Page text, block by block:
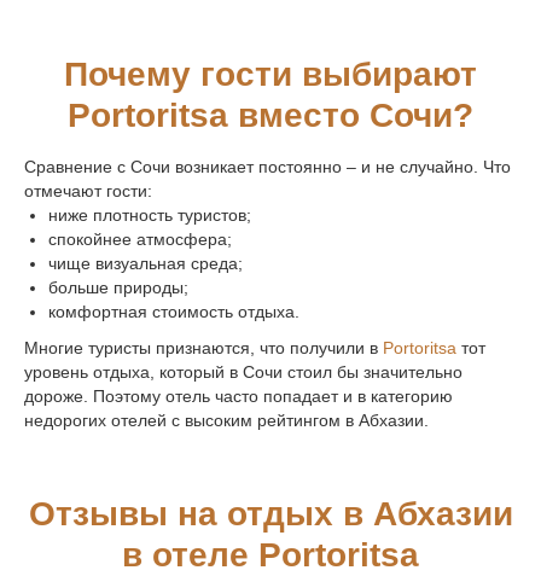
Почему гости выбирают
Portoritsa вместо Сочи?
Сравнение с Сочи возникает постоянно – и не случайно. Что
отмечают гости:
ниже плотность туристов;
спокойнее атмосфера;
чище визуальная среда;
больше природы;
комфортная стоимость отдыха.
Многие туристы признаются, что получили в Portoritsa тот
уровень отдыха, который в Сочи стоил бы значительно
дороже. Поэтому отель часто попадает и в категорию
недорогих отелей с высоким рейтингом в Абхазии.
Отзывы на отдых в Абхазии
в отеле Portoritsa
ул. Октябрьская, 516
телефон
8-800-600-49-57
почта
info@portoritsa.ru